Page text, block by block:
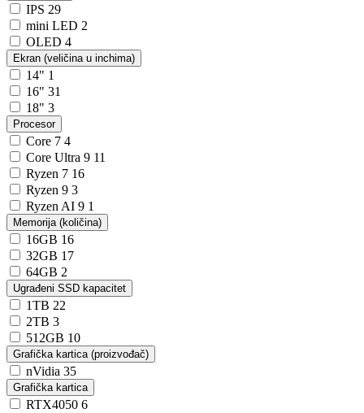
IPS 29
mini LED 2
OLED 4
Ekran (veličina u inchima)
14" 1
16" 31
18" 3
Procesor
Core 7 4
Core Ultra 9 11
Ryzen 7 16
Ryzen 9 3
Ryzen AI 9 1
Memorija (količina)
16GB 16
32GB 17
64GB 2
Ugrađeni SSD kapacitet
1TB 22
2TB 3
512GB 10
Grafička kartica (proizvođač)
nVidia 35
Grafička kartica
RTX4050 6